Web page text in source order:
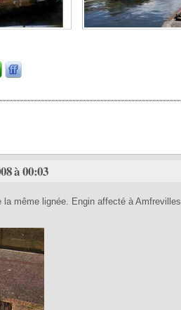
à 00:03
même lignée. Engin affecté à Amfrevilles